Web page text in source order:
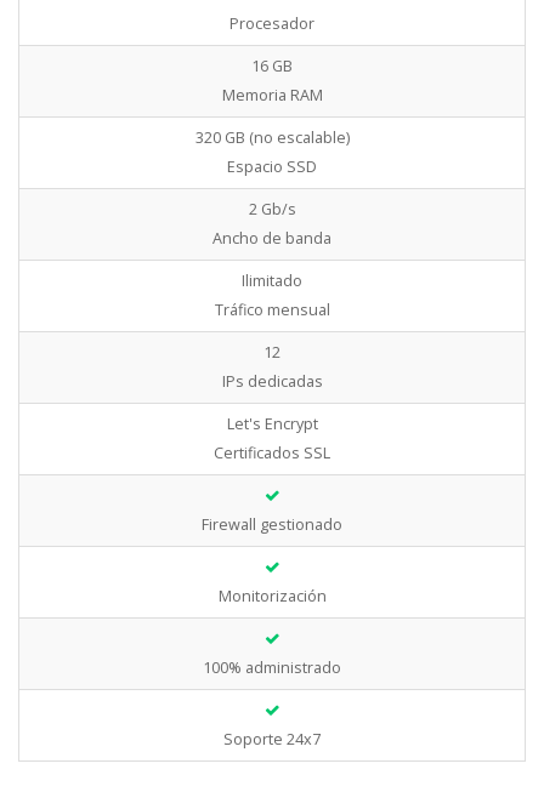
Procesador
16 GB
Memoria RAM
320 GB (no escalable)
Espacio SSD
2 Gb/s
Ancho de banda
Ilimitado
Tráfico mensual
12
IPs dedicadas
Let's Encrypt
Certificados SSL
Firewall gestionado
Monitorización
100% administrado
Soporte 24x7